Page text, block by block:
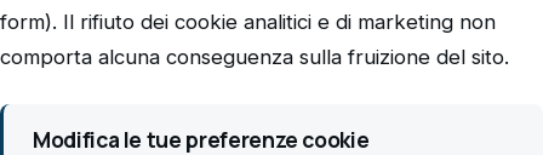
form). Il rifiuto dei cookie analitici e di marketing non
comporta alcuna conseguenza sulla fruizione del sito.
Modifica le tue preferenze cookie